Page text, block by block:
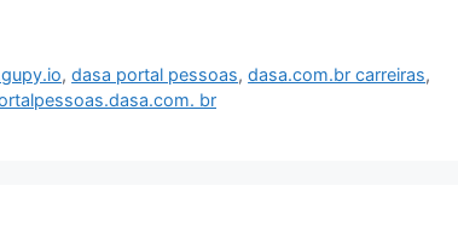
,dasa portal pessoas,dasa.com.br carreiras,
br